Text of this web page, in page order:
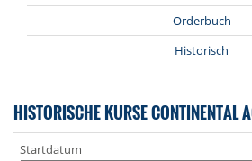
Orderbuch
Historisch
HISTORISCHE KURSE CONTINENTAL
Startdatum